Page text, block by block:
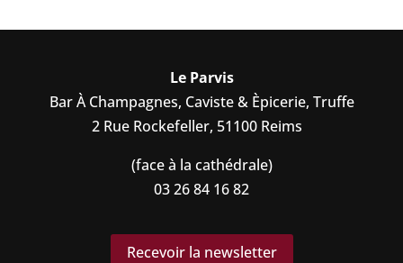
Le Parvis
Bar À Champagnes, Caviste & Èpicerie, Truffe
2 Rue Rockefeller, 51100 Reims
(face à la cathédrale)
03 26 84 16 82
Recevoir la newsletter